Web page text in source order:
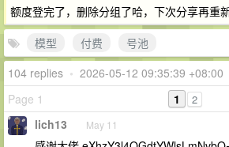
额度登完了，删除分组了哈，下次分享再重
模型
付费
号池
104 replies • 2026-05-12 09:35:39 +08:00
Page 1
1 2
lich13 May 11